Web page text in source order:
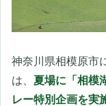
神奈川県相模原市
は、 夏場に「相模
レー特別企画を実